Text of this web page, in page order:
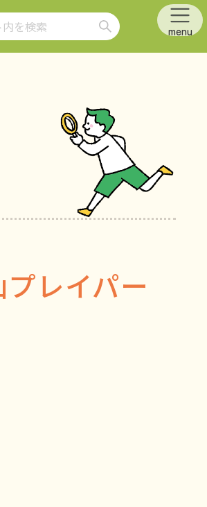
menu
レイパー